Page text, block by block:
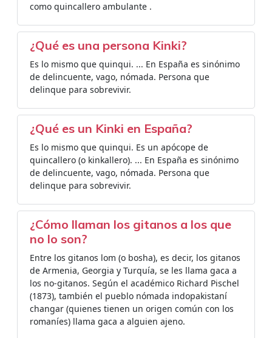
como quincallero ambulante .
¿Qué es una persona Kinki?
Es lo mismo que quinqui. ... En España es sinónimo
de delincuente, vago, nómada. Persona que
delinque para sobrevivir.
¿Qué es un Kinki en España?
Es lo mismo que quinqui. Es un apócope de
quincallero (o kinkallero). ... En España es sinónimo
de delincuente, vago, nómada. Persona que
delinque para sobrevivir.
¿Cómo llaman los gitanos a los que
no lo son?
Entre los gitanos lom (o bosha), es decir, los gitanos
de Armenia, Georgia y Turquía, se les llama gaca a
los no-gitanos. Según el académico Richard Pischel
(1873), también el pueblo nómada indopakistaní
changar (quienes tienen un origen común con los
romaníes) llama gaca a alguien ajeno.